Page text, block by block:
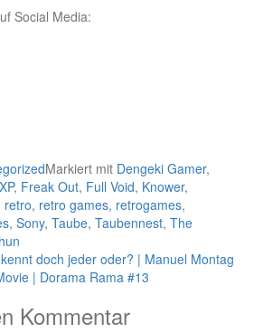
Social Media:
Markiert mit Dengeki Gamer,
, Freak Out, Full Void, Knower,
retro, retro games, retrogames,
, Sony, Taube, Taubennest, The
doch jeder oder? | Manuel Montag
| Dorama Rama #13
Kommentar